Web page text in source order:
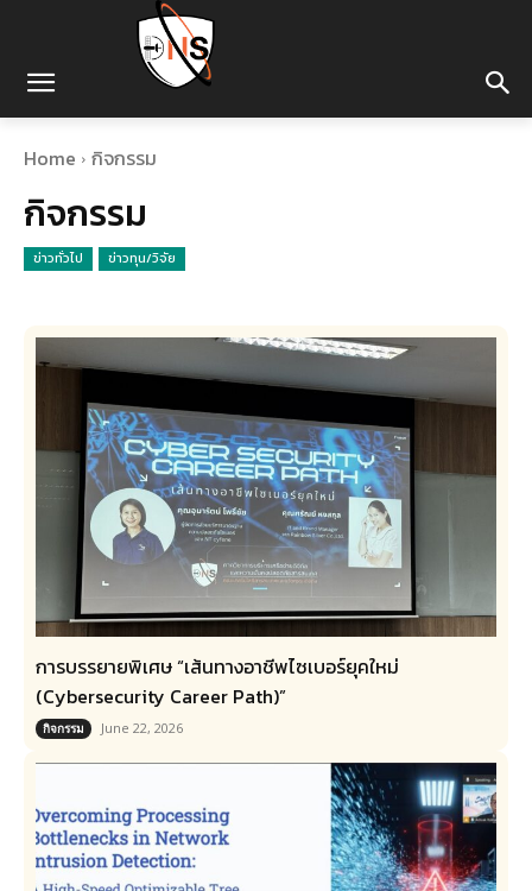
Home กิจกรรม
กิจกรรม
ข่าวทั่วไป ข่าวทุน/วิจัย
การบรรยายพิเศษ “เส้นทางอาชีพไซเบอร์ยุคใหม่
(Cybersecurity Career Path)”
กิจกรรม June 22, 2026